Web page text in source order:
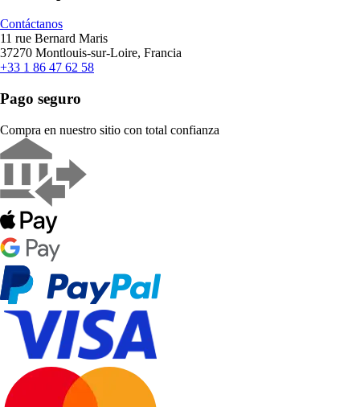
Contáctanos
11 rue Bernard Maris
37270 Montlouis-sur-Loire, Francia
+33 1 86 47 62 58
Pago seguro
Compra en nuestro sitio con total confianza